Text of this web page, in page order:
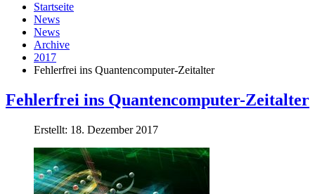
Startseite
News
News
Archive
2017
Fehlerfrei ins Quantencomputer-Zeitalter
Fehlerfrei ins Quantencomputer-Zeitalter
Erstellt: 18. Dezember 2017